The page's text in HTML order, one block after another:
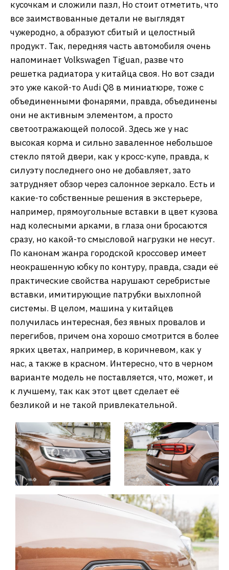
кусочкам и сложили пазл, Но стоит отметить, что
все заимствованные детали не выглядят
чужеродно, а образуют сбитый и целостный
продукт. Так, передняя часть автомобиля очень
напоминает Volkswagen Tiguan, разве что
решетка радиатора у китайца своя. Но вот сзади
это уже какой-то Audi Q8 в миниатюре, тоже с
объединенными фонарями, правда, объединены
они не активным элементом, а просто
светоотражающей полосой. Здесь же у нас
высокая корма и сильно заваленное небольшое
стекло пятой двери, как у кросс-купе, правда, к
силуэту последнего оно не добавляет, зато
затрудняет обзор через салонное зеркало. Есть и
какие-то собственные решения в экстерьере,
например, прямоугольные вставки в цвет кузова
над колесными арками, в глаза они бросаются
сразу, но какой-то смысловой нагрузки не несут.
По канонам жанра городской кроссовер имеет
неокрашенную юбку по контуру, правда, сзади её
практические свойства нарушают серебристые
вставки, имитирующие патрубки выхлопной
системы. В целом, машина у китайцев
получилась интересная, без явных провалов и
перегибов, причем она хорошо смотрится в более
ярких цветах, например, в коричневом, как у
нас, а также в красном. Интересно, что в черном
варианте модель не поставляется, что, может, и
к лучшему, так как этот цвет сделает её
безликой и не такой привлекательной.